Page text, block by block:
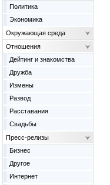
Политика
Экономика
Окружающая среда
Отношения
Дейтинг и знакомства
Дружба
Измены
Развод
Расставания
Свадьбы
Пресс-релизы
Бизнес
Другое
Интернет